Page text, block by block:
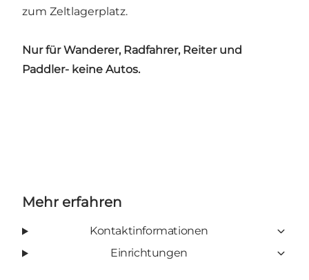
zum Zeltlagerplatz.
Nur für Wanderer, Radfahrer, Reiter und
Paddler- keine Autos.
Mehr erfahren
Kontaktinformationen
Einrichtungen